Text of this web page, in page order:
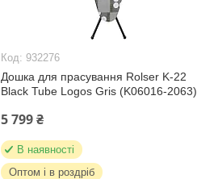
932276
Дошка для прасування Rolser K-22
Black Tube Logos Gris (K06016-2063)
5 799 ₴
В наявності
Оптом і в роздріб